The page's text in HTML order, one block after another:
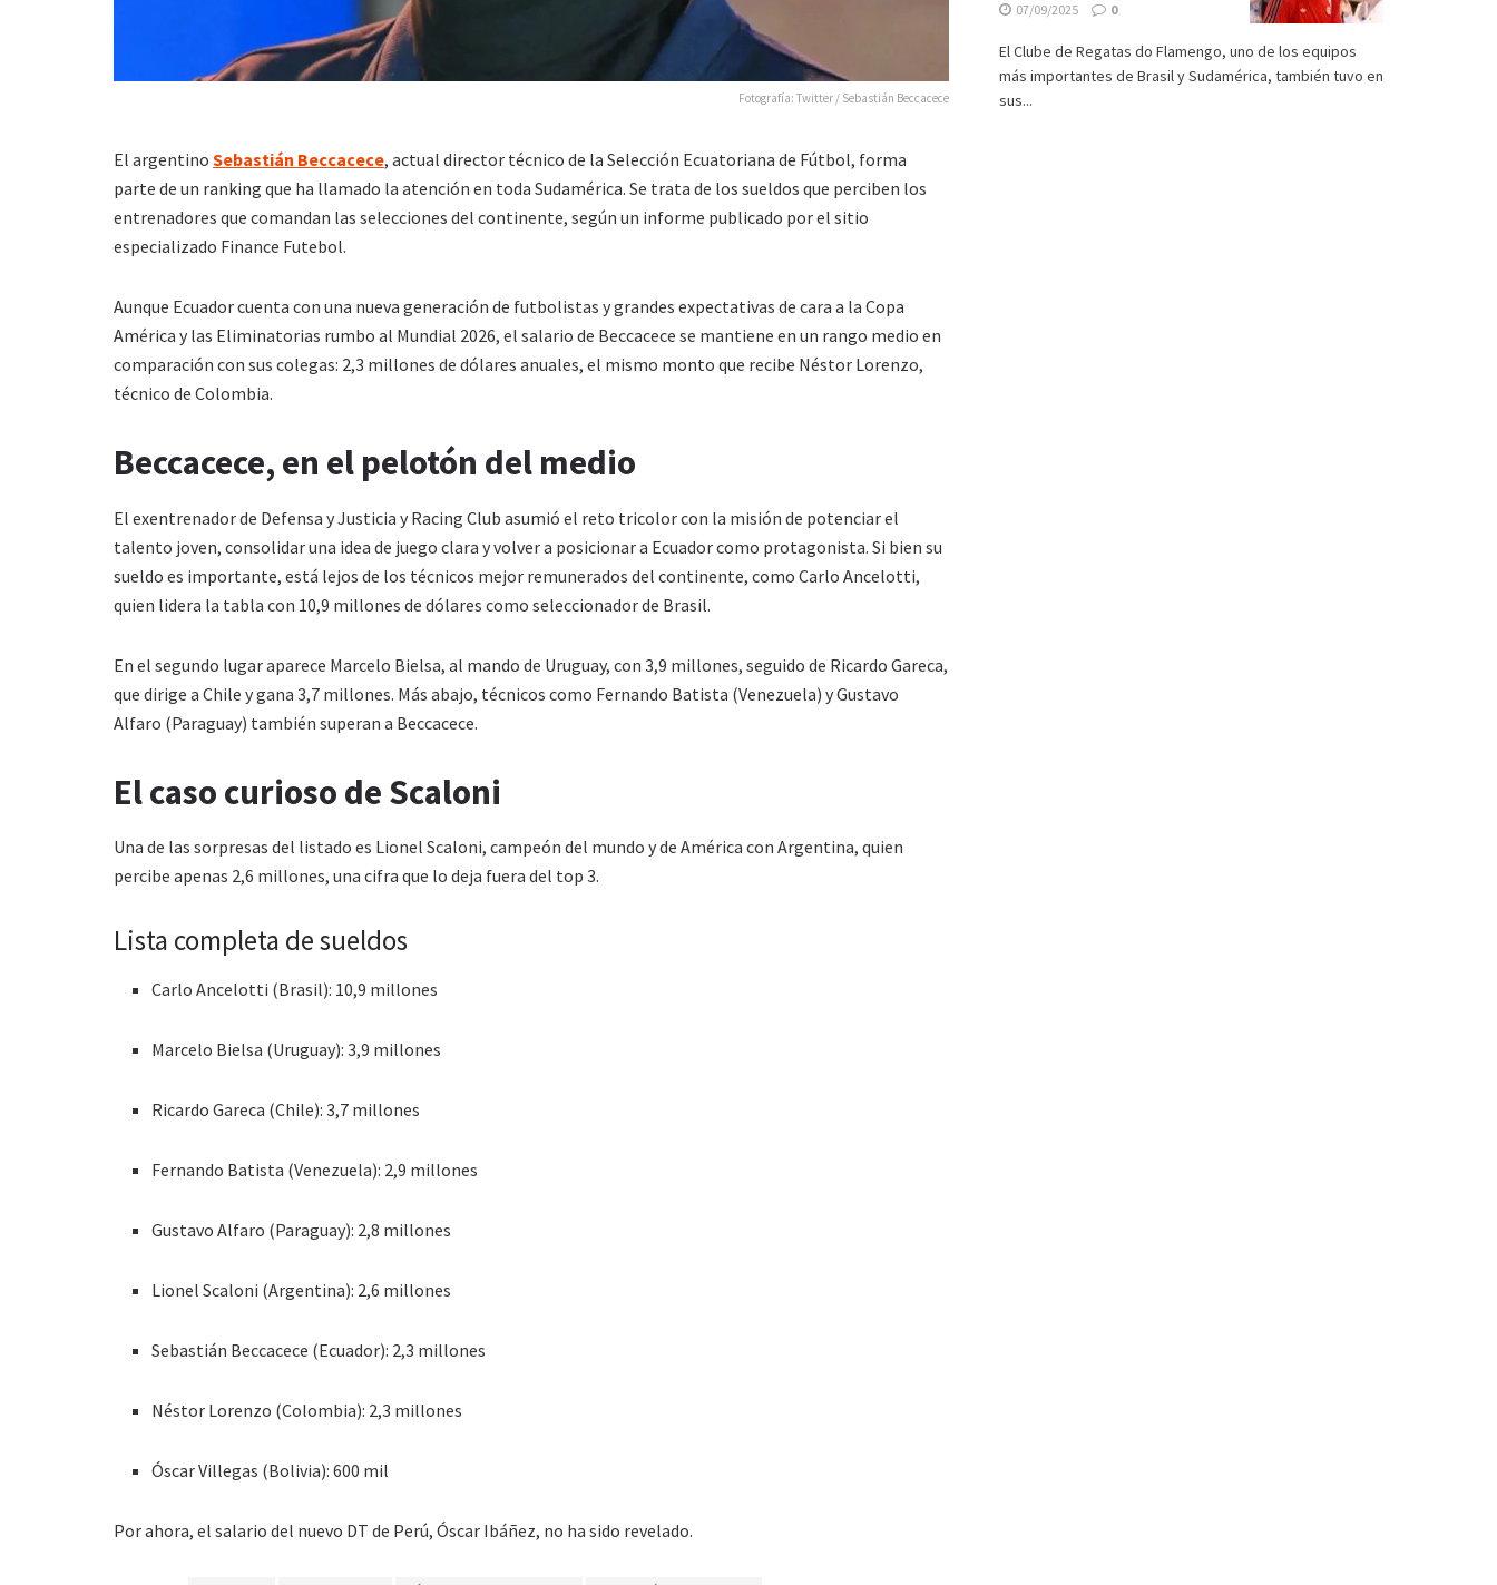
Fotografía: Twitter / Sebastián Beccacece
El argentino Sebastián Beccacece, actual director técnico de la Selección Ecuatoriana de Fútbol, forma
parte de un ranking que ha llamado la atención en toda Sudamérica. Se trata de los sueldos que perciben los
entrenadores que comandan las selecciones del continente, según un informe publicado por el sitio
especializado Finance Futebol.
Aunque Ecuador cuenta con una nueva generación de futbolistas y grandes expectativas de cara a la Copa
América y las Eliminatorias rumbo al Mundial 2026, el salario de Beccacece se mantiene en un rango medio en
comparación con sus colegas: 2,3 millones de dólares anuales, el mismo monto que recibe Néstor Lorenzo,
técnico de Colombia.
Beccacece, en el pelotón del medio
El exentrenador de Defensa y Justicia y Racing Club asumió el reto tricolor con la misión de potenciar el
talento joven, consolidar una idea de juego clara y volver a posicionar a Ecuador como protagonista. Si bien su
sueldo es importante, está lejos de los técnicos mejor remunerados del continente, como Carlo Ancelotti,
quien lidera la tabla con 10,9 millones de dólares como seleccionador de Brasil.
En el segundo lugar aparece Marcelo Bielsa, al mando de Uruguay, con 3,9 millones, seguido de Ricardo Gareca,
que dirige a Chile y gana 3,7 millones. Más abajo, técnicos como Fernando Batista (Venezuela) y Gustavo
Alfaro (Paraguay) también superan a Beccacece.
El caso curioso de Scaloni
Una de las sorpresas del listado es Lionel Scaloni, campeón del mundo y de América con Argentina, quien
percibe apenas 2,6 millones, una cifra que lo deja fuera del top 3.
Lista completa de sueldos
Carlo Ancelotti (Brasil): 10,9 millones
Marcelo Bielsa (Uruguay): 3,9 millones
Ricardo Gareca (Chile): 3,7 millones
Fernando Batista (Venezuela): 2,9 millones
Gustavo Alfaro (Paraguay): 2,8 millones
Lionel Scaloni (Argentina): 2,6 millones
Sebastián Beccacece (Ecuador): 2,3 millones
Néstor Lorenzo (Colombia): 2,3 millones
Óscar Villegas (Bolivia): 600 mil
Por ahora, el salario del nuevo DT de Perú, Óscar Ibáñez, no ha sido revelado.
07/09/2025 0
El Clube de Regatas do Flamengo, uno de los equipos
más importantes de Brasil y Sudamérica, también tuvo en
sus...